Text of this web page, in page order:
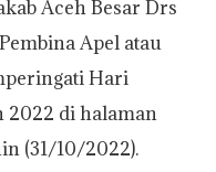
Aceh Besar Drs
Apel atau
Hari
2022 di halaman
(31/10/2022).